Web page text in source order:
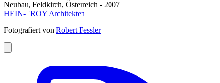
Neubau, Feldkirch, Österreich - 2007
HEIN-TROY Architekten
Fotografiert von Robert Fessler